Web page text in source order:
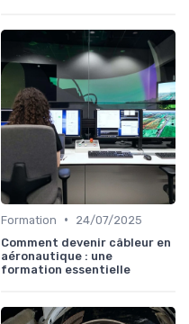
Formation •
24/07/2025
Comment devenir câbleur en
aéronautique : une
formation essentielle